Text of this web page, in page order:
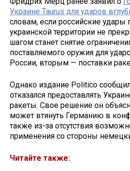
Украине Taurus для ударов
словам, если российские удары
украинской территории не
шагом станет снятие
поставляемого оружия для
России, вторым — поставки
Однако издание Politico
отказался предоставлять
ракеты. Свое решение он
может втянуть Германию в
также из-за отсутствия
применения со стороны
Читайте также: